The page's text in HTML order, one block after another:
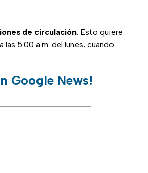
de circulación. Esto quiere
5:00 a.m. del lunes, cuando
Google News!